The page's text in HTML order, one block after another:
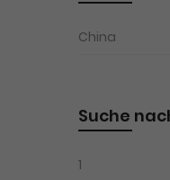
China
Suche
1